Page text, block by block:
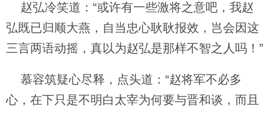
赵弘冷笑道：“或许有一些激将之意吧，我赵
弘既已归顺大燕，自当忠心耿耿报效，岂会因这
三言两语动摇，真以为赵弘是那样不智之人吗！”
慕容筑疑心尽释，点头道：“赵将军不必多
心，在下只是不明白太宰为何要与晋和谈，而且